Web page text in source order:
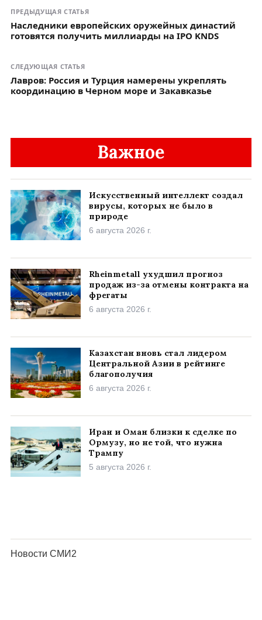
ПРЕДЫДУЩАЯ СТАТЬЯ
Наследники европейских оружейных династий
готовятся получить миллиарды на IPO KNDS
СЛЕДУЮЩАЯ СТАТЬЯ
Лавров: Россия и Турция намерены укреплять
координацию в Черном море и Закавказье
Важное
Искусственный интеллект создал
вирусы, которых не было в
природе
6 августа 2026 г.
Rheinmetall ухудшил прогноз
продаж из-за отмены контракта на
фрегаты
6 августа 2026 г.
Казахстан вновь стал лидером
Центральной Азии в рейтинге
благополучия
6 августа 2026 г.
Иран и Оман близки к сделке по
Ормузу, но не той, что нужна
Трампу
5 августа 2026 г.